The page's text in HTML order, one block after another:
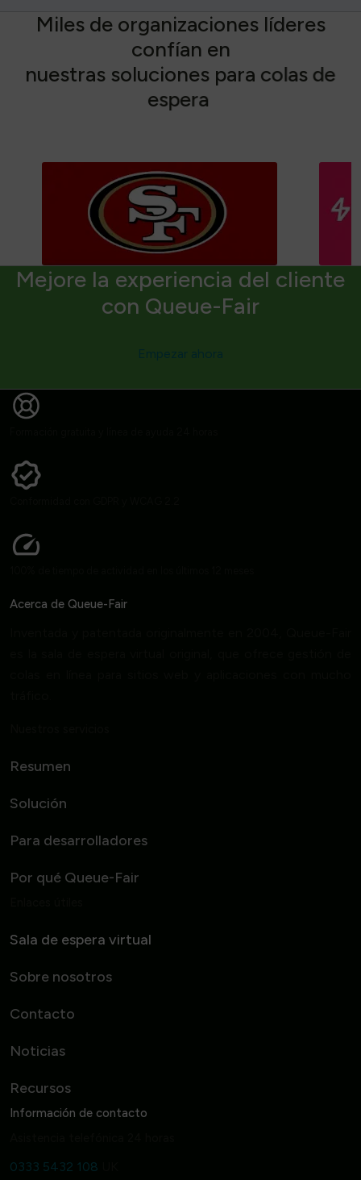
Miles de organizaciones líderes
confían en
nuestras soluciones para colas de
espera
Mejore la experiencia del cliente
con Queue-Fair
Acerca de Queue-Fair
Resumen
Solución
Para desarrolladores
Por qué Queue-Fair
Sala de espera virtual
Sobre nosotros
Contacto
Noticias
Recursos
Información de contacto
0333 5432 108